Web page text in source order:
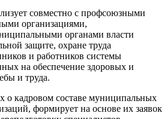
совместно с профсоюзными
организациями,
органами власти
защите, охране труда
и работников системы
на обеспечение здоровых и
и труда.
о кадровом составе муниципальных
формирует на основе их заявок